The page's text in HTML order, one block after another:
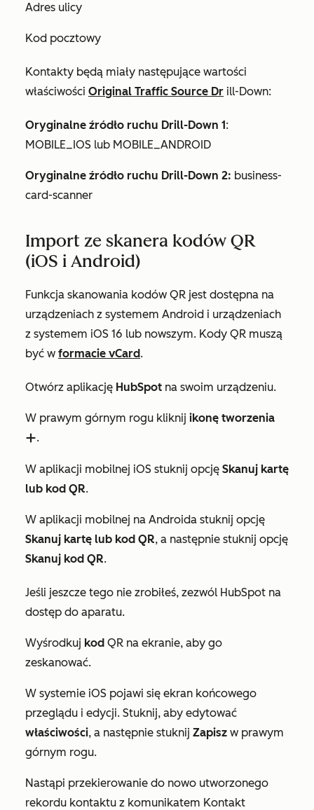
Adres ulicy
Kod pocztowy
Kontakty będą miały następujące wartości
właściwości Original Traffic Source Dr ill-Down:
Oryginalne źródło ruchu Drill-Down 1:
MOBILE_IOS lub MOBILE_ANDROID
Oryginalne źródło ruchu Drill-Down 2: business-
card-scanner
Import ze skanera kodów QR
(iOS i Android)
Funkcja skanowania kodów QR jest dostępna na
urządzeniach z systemem Android i urządzeniach
z systemem iOS 16 lub nowszym. Kody QR muszą
być w formacie vCard.
Otwórz aplikację HubSpot na swoim urządzeniu.
W prawym górnym rogu kliknij ikonę tworzenia
add.
W aplikacji mobilnej iOS stuknij opcję Skanuj kartę
lub kod QR.
W aplikacji mobilnej na Androida stuknij opcję
Skanuj kartę lub kod QR, a następnie stuknij opcję
Skanuj kod QR.
Jeśli jeszcze tego nie zrobiłeś, zezwól HubSpot na
dostęp do aparatu.
Wyśrodkuj kod QR na ekranie, aby go
zeskanować.
W systemie iOS pojawi się ekran końcowego
przeglądu i edycji. Stuknij, aby edytować
właściwości, a następnie stuknij Zapisz w prawym
górnym rogu.
Nastąpi przekierowanie do nowo utworzonego
rekordu kontaktu z komunikatem Kontakt